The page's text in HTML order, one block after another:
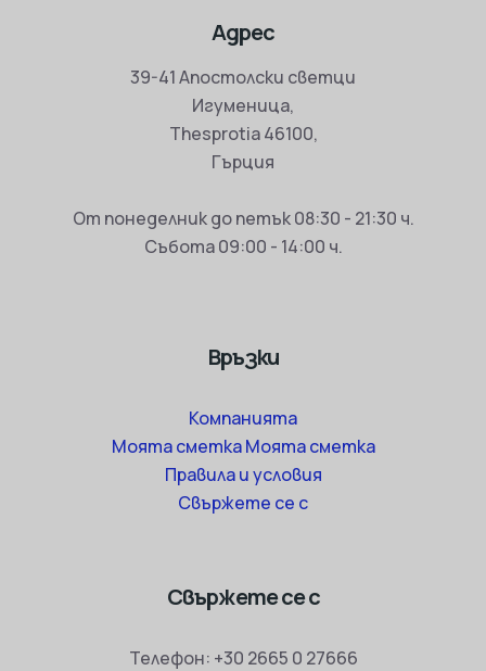
Адрес
39-41 Апостолски светци
Игуменица,
Thesprotia 46100,
Гърция
От понеделник до петък 08:30 - 21:30 ч.
Събота 09:00 - 14:00 ч.
Връзки
Компанията
Моята сметка Моята сметка
Правила и условия
Свържете се с
Свържете се с
Телефон: +30 2665 0 27666